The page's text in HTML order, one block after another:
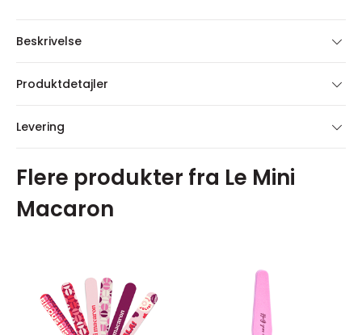
Beskrivelse
Produktdetajler
Levering
Flere produkter fra Le Mini
Macaron